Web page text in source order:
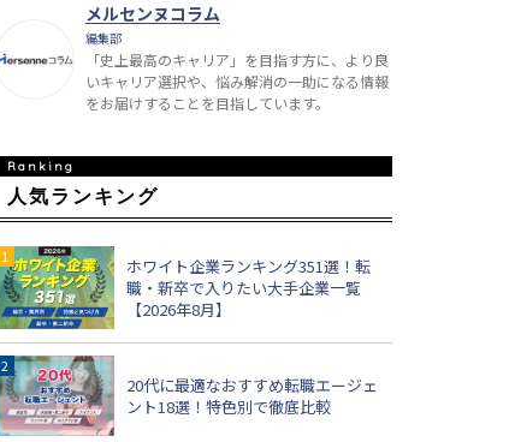
メルセンヌコラム
編集部
「史上最高のキャリア」を目指す方に、より良
いキャリア選択や、悩み解消の一助になる情報
をお届けすることを目指しています。
人気ランキング
ホワイト企業ランキング351選！転
職・新卒で入りたい大手企業一覧
【2026年8月】
20代に最適なおすすめ転職エージェ
ント18選！特色別で徹底比較